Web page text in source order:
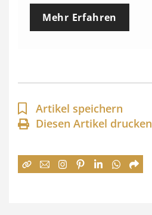
e
p
a
n
e
Mehr Erfahren
Artikel speichern
Diesen Artikel drucken